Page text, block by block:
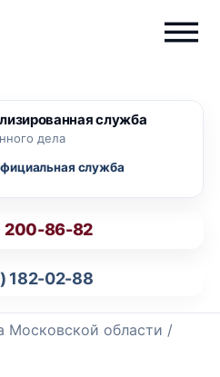
200-86-82
182-02-88
служба
дела
Московской области /